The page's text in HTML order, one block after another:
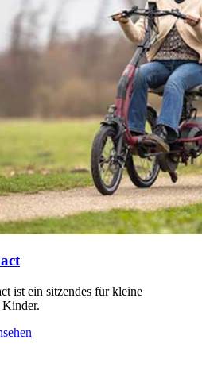
ist ein sitzendes für kleine
Kinder.